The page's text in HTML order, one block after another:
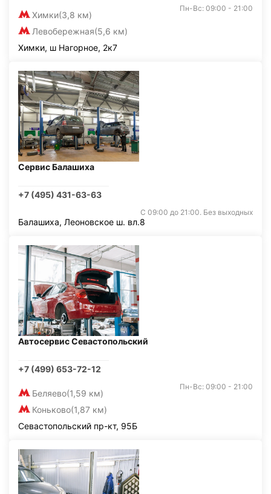
Химки(3,8 км)
Левобережная(5,6 км)
Пн-Вс: 09:00 - 21:00
Химки, ш Нагорное, 2к7
Сервис Балашиха
+7 (495) 431-63-63
С 09:00 до 21:00. Без выходных
Балашиха, Леоновское ш. вл.8
Автосервис Севастопольский
+7 (499) 653-72-12
Беляево(1,59 км)
Коньково(1,87 км)
Пн-Вс: 09:00 - 21:00
Севастопольский пр-кт, 95Б